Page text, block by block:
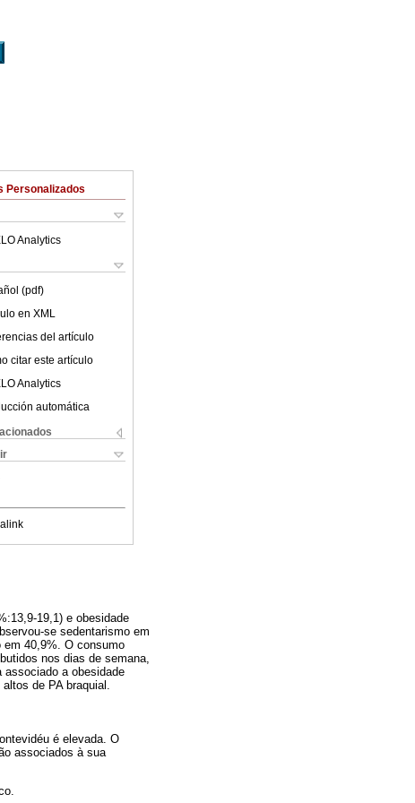
Personalizados
Analytics
(pdf)
en XML
del artículo
citar este artículo
Analytics
automática
19,1) e obesidade
se sedentarismo em
em 40,9%. O consumo
nos dias de semana,
associado a obesidade
de PA braquial.
é elevada. O
associados à sua